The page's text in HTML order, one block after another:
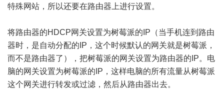
特殊网站，所以还要在路由器上进行设置。
将路由器的HDCP网关设置为树莓派的IP（当手机连到路由
器时，是自动分配的IP，这个时候默认的网关就是树莓派，
而不是路由器了），把树莓派的网关设置为路由器的IP。电
脑的网关设置为树莓派的IP，这样电脑的所有流量从树莓派
这个网关进行转发或过滤，然后从路由器出去。